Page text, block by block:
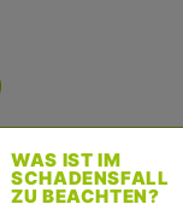
WAS IST IM
SCHADENSFALL
ZU BEACHTEN?